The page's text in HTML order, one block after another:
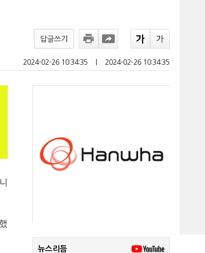
답글쓰기
2024-02-26 10:34:35 2024-02-26 10:34:35
뉴스리듬